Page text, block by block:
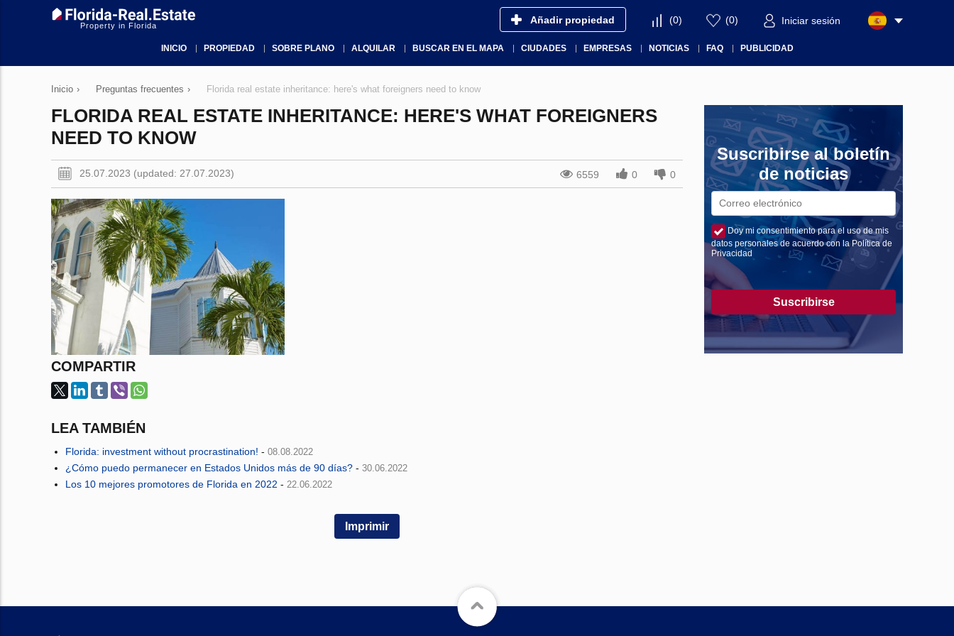
Property in Florida Añadir propiedad (0) (0) Iniciar sesión
INICIO PROPIEDAD SOBRE PLANO ALQUILAR BUSCAR EN EL MAPA CIUDADES EMPRESAS NOTICIAS FAQ PUBLICIDAD
Inicio › Preguntas frecuentes › Florida real estate inheritance: here's what foreigners need to know
FLORIDA REAL ESTATE INHERITANCE: HERE'S WHAT FOREIGNERS
NEED TO KNOW
25.07.2023 (updated: 27.07.2023) 6559 0 0
COMPARTIR
LEA TAMBIÉN
Florida: investment without procrastination! - 08.08.2022
¿Cómo puedo permanecer en Estados Unidos más de 90 días? - 30.06.2022
Los 10 mejores promotores de Florida en 2022 - 22.06.2022
Imprimir
Suscribirse al boletín
de noticias
Doy mi consentimiento para el uso de mis
datos personales de acuerdo con la Política de
Privacidad
Suscribirse